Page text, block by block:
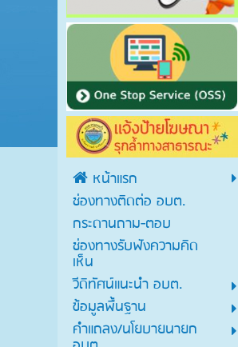
หน้าแรก
ช่องทางติดต่อ อบต.
กระดานถาม-ตอบ
ช่องทางรับฟังความคิด
เห็น
วีดิทัศน์แนะนำ อบต.
ข้อมูลพื้นฐาน
คำแถลง/นโยบายนายก